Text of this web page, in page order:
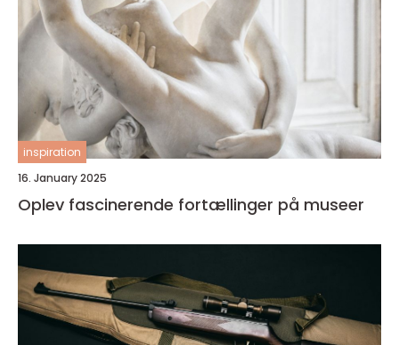
inspiration
16. January 2025
Oplev fascinerende fortællinger på museer